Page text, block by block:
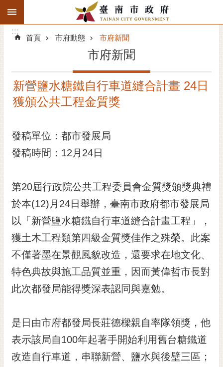
跳到主要內容區塊
搜
階
精彩府城
市府團隊
主題服務
市政資訊
市民互動
黃
偉
哲
螢
光
桐
花
祭
:::
:::
首頁 市府動態 市府新聞
市府新聞
新營鹽水糖鐵自行車道縫合計畫 24日
獲頒公共工程金質獎
發稿單位：都市發展局
發稿時間：12月24日
第20屆行政院公共工程委員會金質獎頒獎典禮
於本(12)月24日舉辦，臺南市政府都市發展局
以「新營鹽水糖鐵自行車道縫合計畫工程」，
獲土木工程類第四級金質獎佳作之殊榮。此案
不僅著墨在景觀風貌改造，還要求在地文化、
特色典故與施工品質並重，因而黃偉哲市長對
此次都發局能得獎深表認同與嘉勉。
是日由市府都發局長莊德樑親自率隊領獎，他
表示該局自100年起著手開始利用舊台糖鐵道
改造自行車道，串聯新營、鹽水與後壁三區；